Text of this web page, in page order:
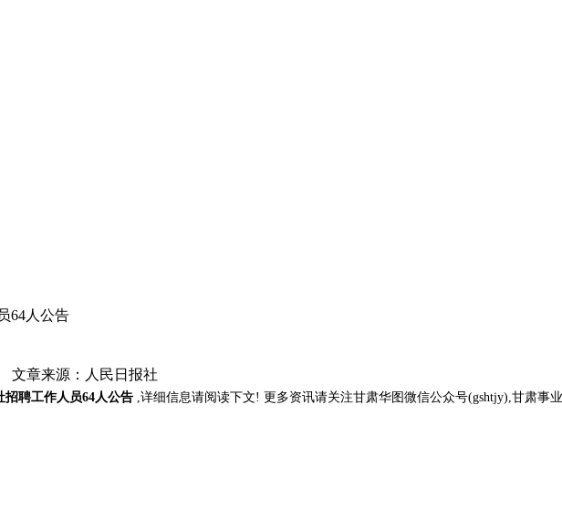
64人公告
文章来源：人民日报社
招聘工作人员64人公告 ,详细信息请阅读下文! 更多资讯请关注甘肃华图微信公众号(gshtjy),甘肃事